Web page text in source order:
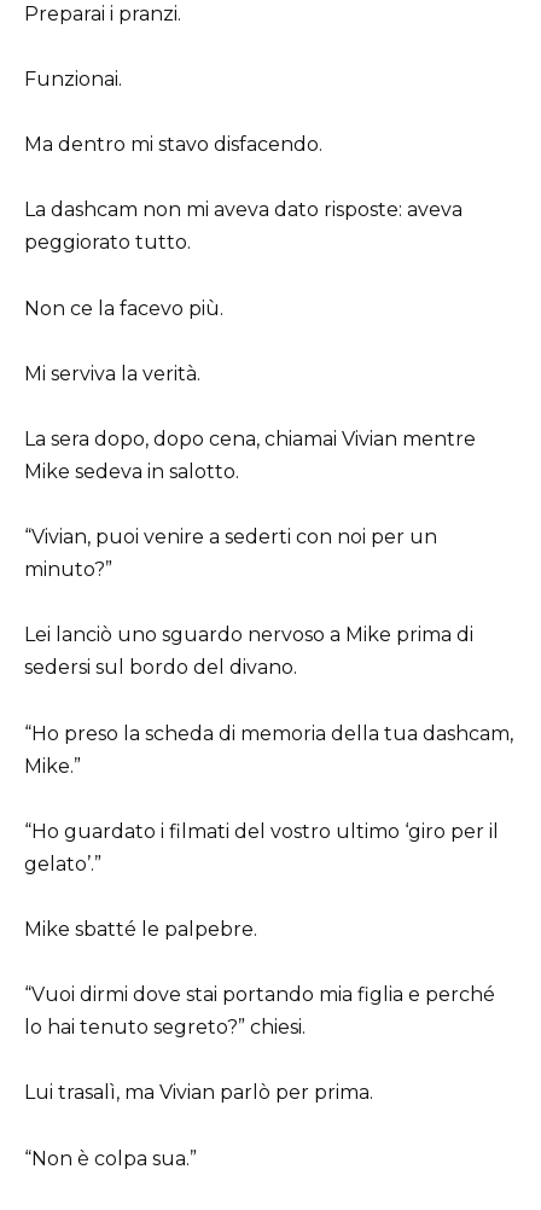
Preparai i pranzi.
Funzionai.
Ma dentro mi stavo disfacendo.
La dashcam non mi aveva dato risposte: aveva
peggiorato tutto.
Non ce la facevo più.
Mi serviva la verità.
La sera dopo, dopo cena, chiamai Vivian mentre
Mike sedeva in salotto.
“Vivian, puoi venire a sederti con noi per un
minuto?”
Lei lanciò uno sguardo nervoso a Mike prima di
sedersi sul bordo del divano.
“Ho preso la scheda di memoria della tua dashcam,
Mike.”
“Ho guardato i filmati del vostro ultimo ‘giro per il
gelato’.”
Mike sbatté le palpebre.
“Vuoi dirmi dove stai portando mia figlia e perché
lo hai tenuto segreto?” chiesi.
Lui trasalì, ma Vivian parlò per prima.
“Non è colpa sua.”